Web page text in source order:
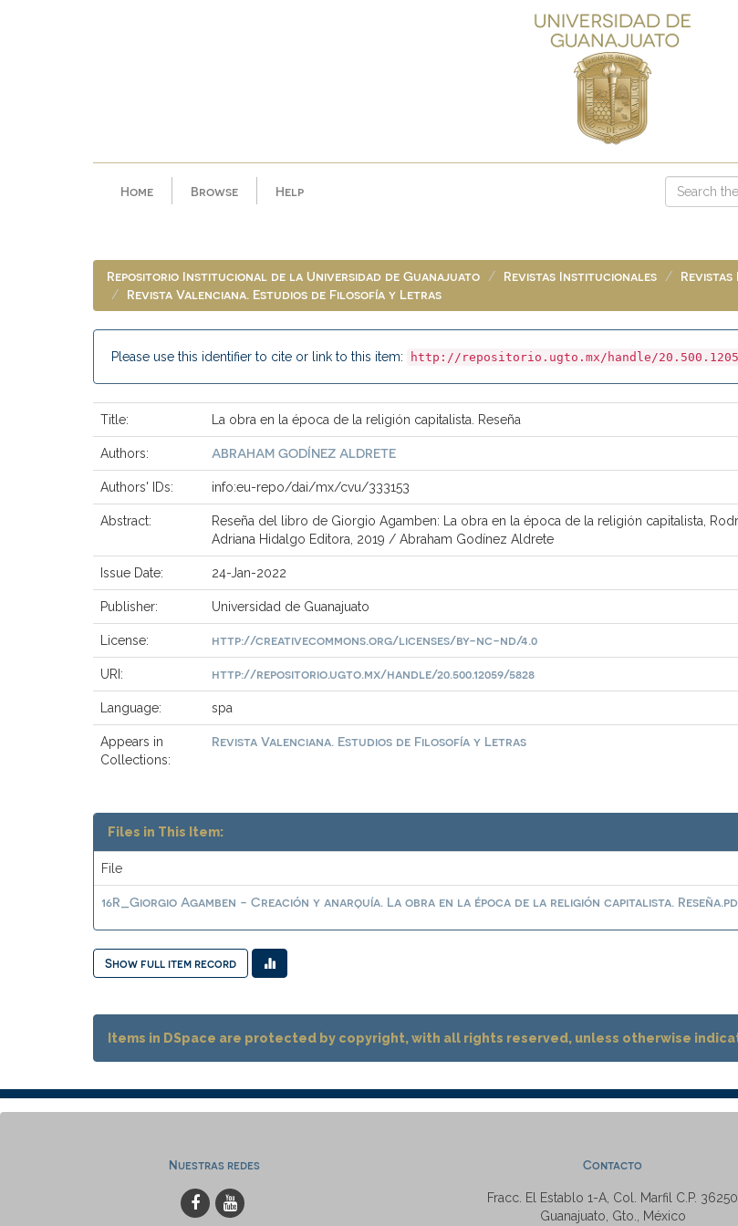
Home Browse Help
Repositorio Institucional de la Universidad de Guanajuato Revistas Institucionales
Revista Valenciana. Estudios de Filosofía y Letras
Please use this identifier to cite or link to this item: http://repositorio.ugto.mx/handle/
Title: La obra en la época de la religión capitalista. Reseña
Authors: ABRAHAM GODÍNEZ ALDRETE
Authors' IDs: info:eu-repo/dai/mx/cvu/333153
Abstract:
Reseña del libro de Giorgio Agamben: La obra en la época de la religión capitalista,
Adriana Hidalgo Editora, 2019 / Abraham Godínez Aldrete
Issue Date: 24-Jan-2022
Publisher: Universidad de Guanajuato
License: http://creativecommons.org/licenses/by-nc-nd/4.0
URI: http://repositorio.ugto.mx/handle/20.500.12059/5828
Language: spa
Appears in
Collections:
Revista Valenciana. Estudios de Filosofía y Letras
Files in This Item:
File
16R_Giorgio Agamben - Creación y anarquía. La obra en la época de la religión capitalista.
Show full item record
Items in DSpace are protected by copyright, with all rights reserved, unless otherwise
Nuestras redes Contacto
Fracc. El Establo 1-A, Col. Marfil C.P. 36250
Guanajuato, Gto., México